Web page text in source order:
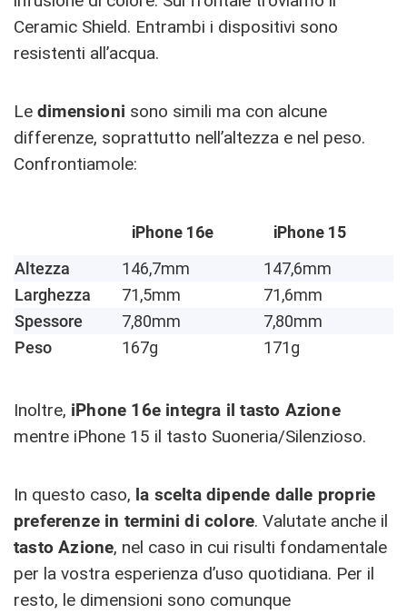
Ceramic Shield. Entrambi i dispositivi sono
resistenti all’acqua.
Le dimensioni sono simili ma con alcune
differenze, soprattutto nell’altezza e nel peso.
Confrontiamole:
iPhone 16e
iPhone 15
Altezza
146,7mm
147,6mm
Larghezza
71,5mm
71,6mm
Spessore
7,80mm
7,80mm
Peso
167g 171g
Inoltre, iPhone 16e integra il tasto Azione
mentre iPhone 15 il tasto Suoneria/Silenzioso.
In questo caso, la scelta dipende dalle proprie
preferenze in termini di colore. Valutate anche il
tasto Azione, nel caso in cui risulti fondamentale
per la vostra esperienza d’uso quotidiana. Per il
resto, le dimensioni sono comunque